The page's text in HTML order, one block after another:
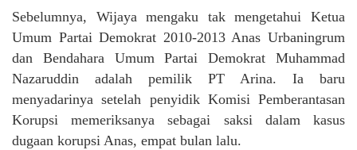
Sebelumnya, Wijaya mengaku tak mengetahui Ketua
Umum Partai Demokrat 2010-2013 Anas Urbaningrum
dan Bendahara Umum Partai Demokrat Muhammad
Nazaruddin adalah pemilik PT Arina. Ia baru
menyadarinya setelah penyidik Komisi Pemberantasan
Korupsi memeriksanya sebagai saksi dalam kasus
dugaan korupsi Anas, empat bulan lalu.